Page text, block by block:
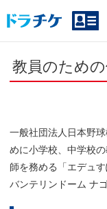
教員のため
一般社団法人日本野
めに小学校、中学校
師を務める「エデュ
バンテリンドーム ナ